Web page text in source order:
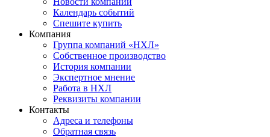
Календарь событий
Спешите купить
Компания
Группа компаний «НХЛ»
Собственное производство
История компании
Экспертное мнение
Работа в НХЛ
Реквизиты компании
Контакты
Адреса и телефоны
Обратная связь